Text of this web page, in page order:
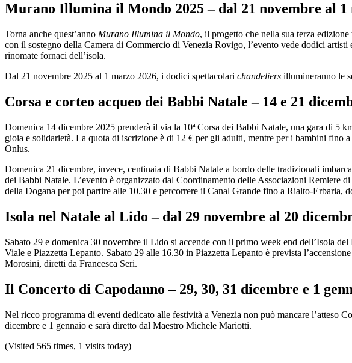
Murano Illumina il Mondo 2025 – dal 21 novembre al 1
Torna anche quest’anno Murano Illumina il Mondo, il progetto che nella sua terza
con il sostegno della Camera di Commercio di Venezia Rovigo, l’evento vede dodici
rinomate fornaci dell’isola.
Dal 21 novembre 2025 al 1 marzo 2026, i dodici spettacolari chandeliers illumineranno le
Corsa e corteo acqueo dei Babbi Natale – 14 e 21
Domenica 14 dicembre 2025 prenderà il via la 10ª Corsa dei Babbi Natale, una gara di 5
gioia e solidarietà.​ La quota di iscrizione è di 12 € per gli adulti, mentre per i bambini fino
Onlus.
Domenica 21 dicembre, invece, centinaia di Babbi Natale a bordo delle tradizionali
dei Babbi Natale. L’evento è organizzato dal Coordinamento delle Associazioni Remiere
della Dogana per poi partire alle 10.30 e percorrere il Canal Grande fino a Rialto-Erbaria,
Isola nel Natale al Lido – dal 29 novembre al 20
Sabato 29 e domenica 30 novembre il Lido si accende con il primo week end dell’Isola
Viale e Piazzetta Lepanto. Sabato 29 alle 16.30 in Piazzetta Lepanto è prevista
Morosini, diretti da Francesca Seri.
Il Concerto di Capodanno – 29, 30, 31 dicembre e 1
Nel ricco programma di eventi dedicato alle festività a Venezia non può mancare l’atteso
dicembre e 1 gennaio e sarà diretto dal Maestro Michele Mariotti.
(Visited 565 times, 1 visits today)